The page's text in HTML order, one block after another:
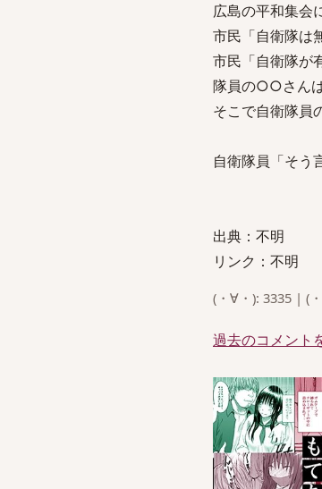
広島の平和集会
市民「自衛隊は
市民「自衛隊が
隊員の○○さんは
そこで自衛隊員
自衛隊員「そう
出典：不明
リンク：不明
(・∀・): 3335 | (
過去のコメント